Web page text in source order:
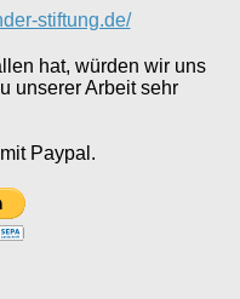
stiftung.de/
hat, würden wir uns
unserer Arbeit sehr
Paypal.